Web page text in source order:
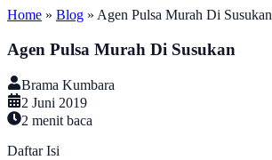
Home » Blog » Agen Pulsa Murah Di Susukan
Agen Pulsa Murah Di Susukan
Brama Kumbara
2 Juni 2019
2 menit baca
Daftar Isi